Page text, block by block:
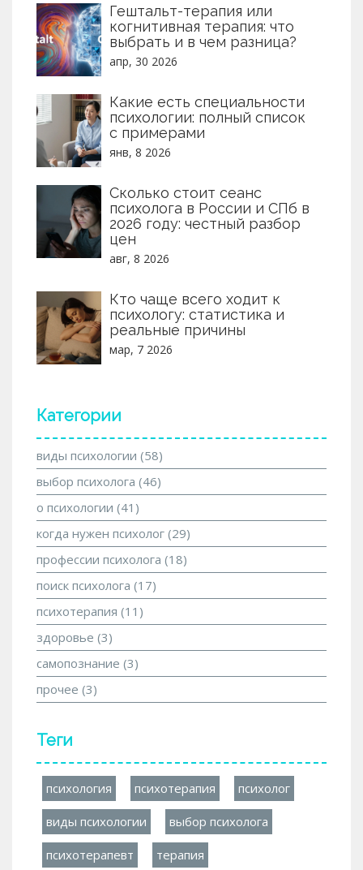
Гештальт-терапия или
когнитивная терапия: что
выбрать и в чем разница?
апр, 30 2026
Какие есть специальности
психологии: полный список
с примерами
янв, 8 2026
Сколько стоит сеанс
психолога в России и СПб в
2026 году: честный разбор
цен
авг, 8 2026
Кто чаще всего ходит к
психологу: статистика и
реальные причины
мар, 7 2026
Категории
виды психологии (58)
выбор психолога (46)
о психологии (41)
когда нужен психолог (29)
профессии психолога (18)
поиск психолога (17)
психотерапия (11)
здоровье (3)
самопознание (3)
прочее (3)
Теги
психология психотерапия психолог
виды психологии выбор психолога
психотерапевт терапия